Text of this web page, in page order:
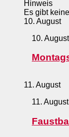
Hinweis
Es gibt
10. August
10.
11. August
11.